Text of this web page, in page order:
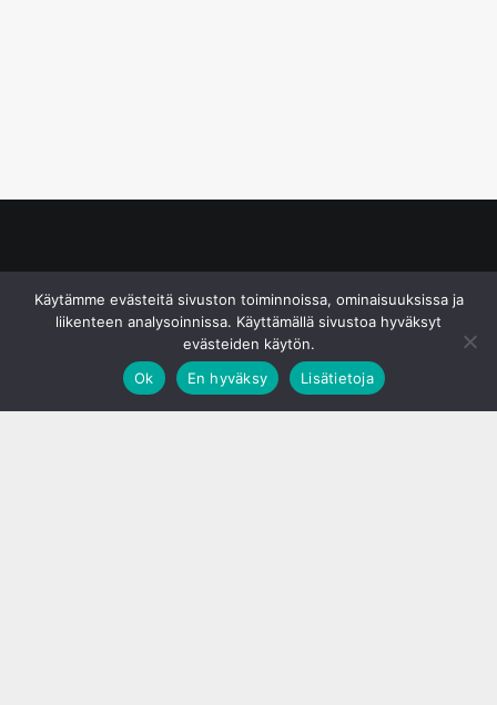
Käytämme evästeitä sivuston toiminnoissa, ominaisuuksissa ja
liikenteen analysoinnissa. Käyttämällä sivustoa hyväksyt
evästeiden käytön.
Ok
En hyväksy Lisätietoja